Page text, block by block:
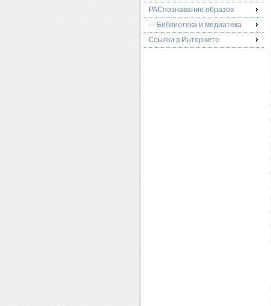
РАСпознавание образов
- - Библиотека и медиатека
Ссылки в Интернете